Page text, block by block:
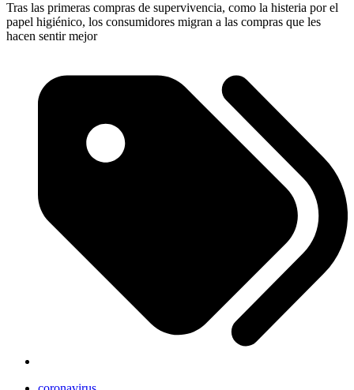
Tras las primeras compras de supervivencia, como la histeria por el
papel higiénico, los consumidores migran a las compras que les
hacen sentir mejor